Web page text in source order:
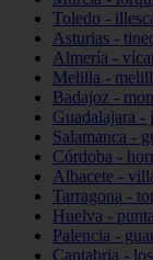
Toledo -
Asturias -
Almería -
Melilla -
Badajoz -
Guadalajara -
Salamanca -
Córdoba -
Albacete -
Tarragona -
Huelva -
Palencia -
Cantabria -